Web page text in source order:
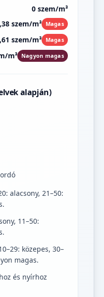
0 szem/m³
szem/m³ Magas
szem/m³ Magas
m³ Nagyon magas
alapján)
alacsony, 21–50:
11–50:
közepes, 30–
magas.
és nyírhoz